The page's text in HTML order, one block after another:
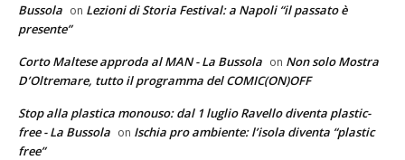
Bussola on Lezioni di Storia Festival: a Napoli “il passato è
presente”
Corto Maltese approda al MAN - La Bussola on Non solo Mostra
D’Oltremare, tutto il programma del COMIC(ON)OFF
Stop alla plastica monouso: dal 1 luglio Ravello diventa plastic-
free - La Bussola on Ischia pro ambiente: l’isola diventa “plastic
free”